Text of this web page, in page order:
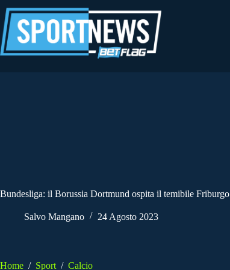
al
contenuto
Bundesliga: il Borussia Dortmund ospita il temibile Friburgo
Salvo Mangano 24 Agosto 2023
Home / Sport / Calcio